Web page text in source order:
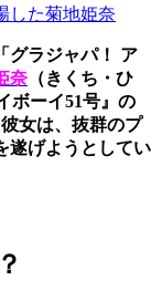
した菊地姫奈
グラジャパ！ ア
奈 （きくち・ひ
ボーイ51号』の
女は、抜群のプ
遂げようとしてい